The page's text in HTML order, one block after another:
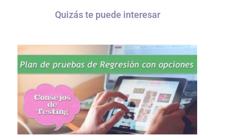
Quizás te puede interesar